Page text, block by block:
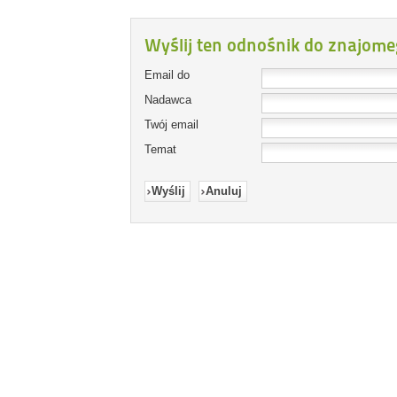
Wyślij ten odnośnik do
Email do
Nadawca
Twój email
Temat
Wyślij Anuluj